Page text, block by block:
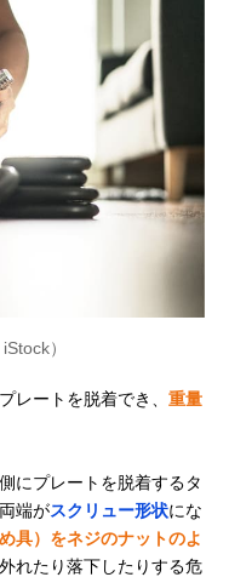
）
レートを脱着でき、 重量
にプレートを脱着するタ
端がスクリュー形状にな
具）をネジのナットのよ
れたり落下したりする危